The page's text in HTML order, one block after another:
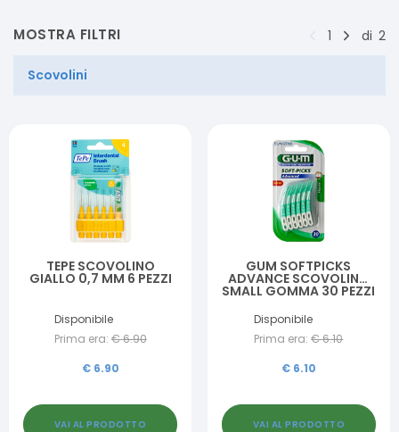
MOSTRA FILTRI 1 di 2
Scovolini
TEPE SCOVOLINO
GIALLO 0,7 MM 6 PEZZI
Disponibile
Prima era: €6.90
€ 6.90
VAI AL PRODOTTO
GUM SOFTPICKS
ADVANCE SCOVOLINO
SMALL GOMMA 30 PEZZI
Disponibile
Prima era: €6.10
€ 6.10
VAI AL PRODOTTO